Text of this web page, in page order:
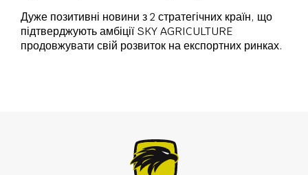
Дуже позитивні новини з 2 стратегічних країн, що
підтверджують амбіції SKY AGRICULTURE
продовжувати свій розвиток на експортних ринках.